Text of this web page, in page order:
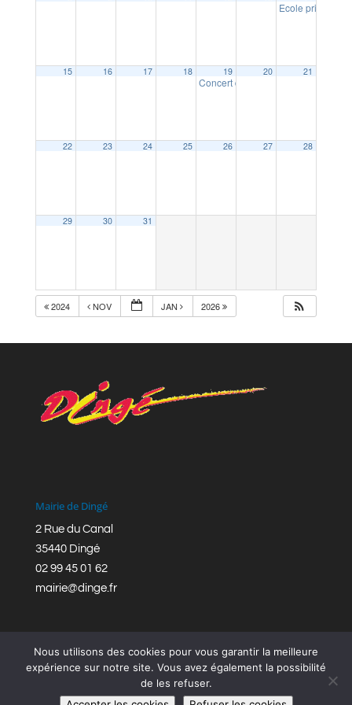
Ecole privée
15 16 17 18 19
Concert de soutien pour le voyage
20 21
22 23 24 25 26 27 28
29 30 31
2024 NOV JAN 2026
Mairie de Dingé
2 Rue du Canal
35440 Dingé
02 99 45 01 62
mairie@dinge.fr
Réalisation © Mairie de Dingé,Bretagne Romantique
Nous utilisons des cookies pour vous garantir la meilleure
expérience sur notre site. Vous avez également la possibilité
de les refuser.